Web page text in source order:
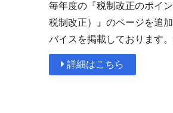
毎年度の『税制改正のポイ
税制改正）』のページを追
バイスを掲載しております
詳細はこちら